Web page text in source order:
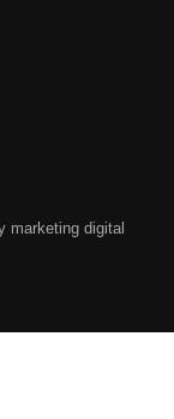
marketing digital